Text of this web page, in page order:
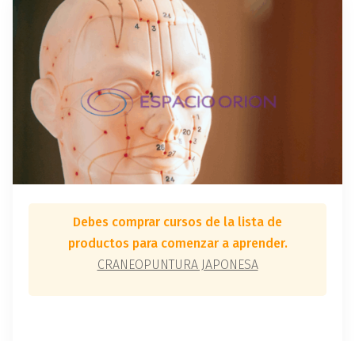
Debes comprar cursos de la lista de
productos para comenzar a aprender.
CRANEOPUNTURA JAPONESA